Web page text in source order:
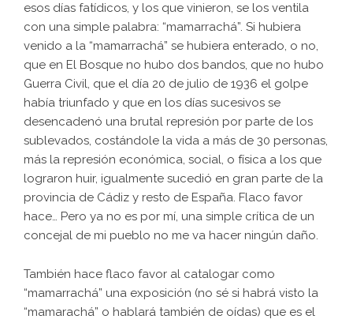
esos días fatídicos, y los que vinieron, se los ventila
con una simple palabra: “mamarrachá”. Si hubiera
venido a la “mamarrachá” se hubiera enterado, o no,
que en El Bosque no hubo dos bandos, que no hubo
Guerra Civil, que el día 20 de julio de 1936 el golpe
había triunfado y que en los días sucesivos se
desencadenó una brutal represión por parte de los
sublevados, costándole la vida a más de 30 personas,
más la represión económica, social, o física a los que
lograron huir, igualmente sucedió en gran parte de la
provincia de Cádiz y resto de España. Flaco favor
hace… Pero ya no es por mí, una simple crítica de un
concejal de mi pueblo no me va hacer ningún daño.
También hace flaco favor al catalogar como
“mamarrachá” una exposición (no sé si habrá visto la
“mamarachá” o hablará también de oídas) que es el